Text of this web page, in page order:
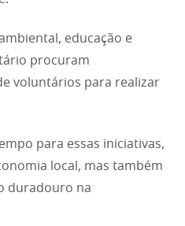
educação e
procuram
voluntários para realizar
para essas iniciativas,
local, mas também
duradouro na